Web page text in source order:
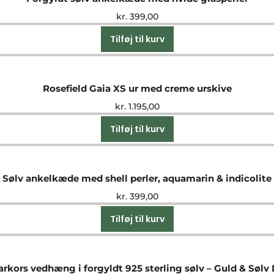
kr.399,00
Tilføj til kurv
Rosefield Gaia XS ur med creme urskive
kr.1.195,00
Tilføj til kurv
Sølv ankelkæde med shell perler, aquamarin & indicolite
kr.399,00
Tilføj til kurv
vedhæng i forgyldt 925 sterling sølv – Guld & Sølv